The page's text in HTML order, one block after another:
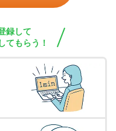
録して
てもらう！